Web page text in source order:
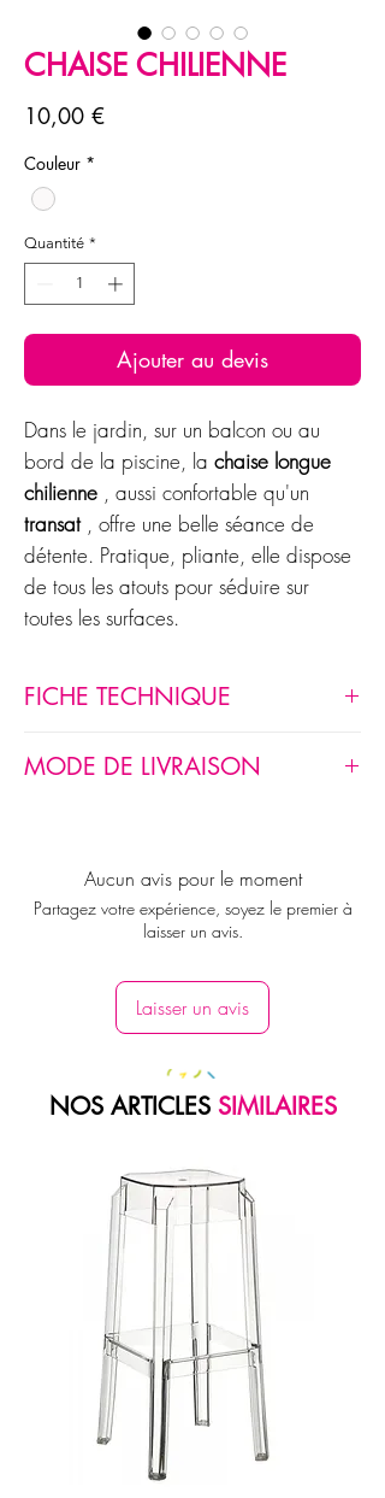
CHAISE CHILIENNE
10,00 €Prix
Couleur *
Quantité *
Ajouter au devis
Dans le jardin, sur un balcon ou au
bord de la piscine, la chaise longue
chilienne , aussi confortable qu'un
transat, offre une belle séance de
détente. Pratique, pliante, elle dispose
de tous les atouts pour séduire sur
toutes les surfaces.
FICHE TECHNIQUE
bois, résistante, réglable 4 positions.
MODE DE LIVRAISON
Récupération par vos soins à notre
entrepôt
Livraison par EMOTION sur le lieu
Autres informations :
consulter)
Aucun avis pour le moment
Partagez votre expérience, soyez le premier à
laisser un avis.
Laisser un avis
NOS ARTICLES SIMILAIRES